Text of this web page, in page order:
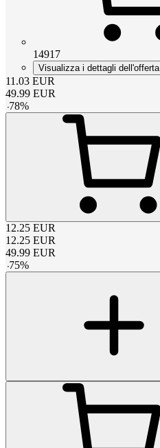
14917
Visualizza i dettagli dell'offerta
11.03 EUR
49.99 EUR
-78%
12.25 EUR
12.25 EUR
49.99 EUR
-75%